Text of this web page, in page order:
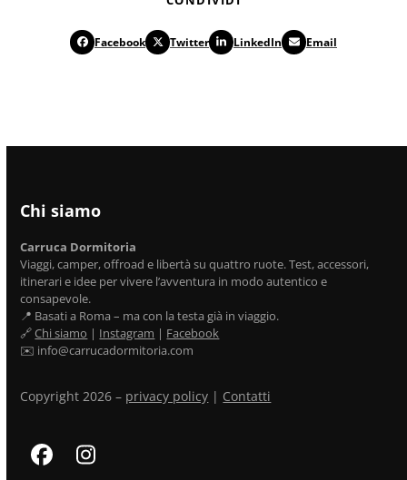
Facebook Twitter LinkedIn Email
Chi siamo
Carruca Dormitoria
Viaggi, camper, offroad e libertà su quattro ruote. Test, accessori,
itinerari e idee per vivere l’avventura in modo autentico e
consapevole.
📍 Basati a Roma – ma con la testa già in viaggio.
🔗Chi siamo | Instagram | Facebook
✉️ info@carrucadormitoria.com
Copyright 2026 – privacy policy | Contatti
FacebookInstagram